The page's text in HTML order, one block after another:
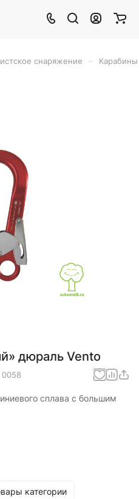
снаряжение
дюраль Vento
сплава с большим
категории